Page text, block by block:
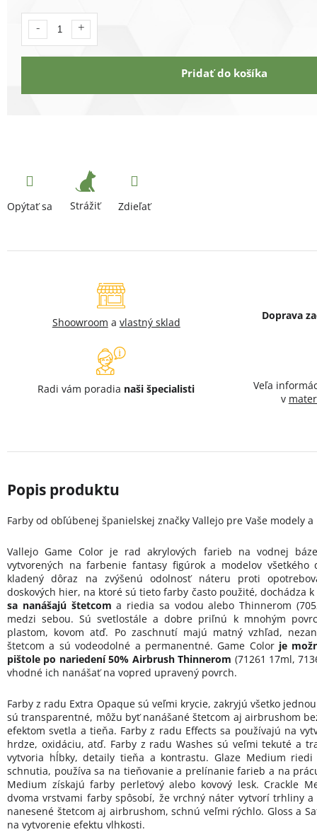
Pridať do košíka
Opýtať sa Strážiť Zdieľať
Shoowroom a vlastný sklad
Doprava
Radi vám poradia naši špecialisti
Veľa
v
Farby od obľúbenej španielskej značky Vallejo pre Vaše modely
Vallejo Game Color je rad akrylových farieb na vodnej
vytvorených na farbenie fantasy figúrok a modelov
kladený dôraz na zvýšenú odolnosť náteru proti
doskových hier, na ktoré sú tieto farby často použité, dochádza
sa nanášajú štetcom a riedia sa vodou alebo Thinnerom
medzi sebou. Sú svetlostále a dobre priľnú k mnohým
plastom, kovom atď. Po zaschnutí majú matný vzhľad,
štetcom a sú vodeodolné a permanentné. Game Color je
pištole po nariedení 50% Airbrush Thinnerom (71261 17ml,
vhodné ich nanášať na vopred upravený povrch.
Farby z radu Extra Opaque sú veľmi krycie, zakryjú všetko
sú transparentné, môžu byť nanášané štetcom aj airbrushom
efektom svetla a tieňa. Farby z radu Effects sa používajú na
hrdze, oxidáciu, atď. Farby z radu Washes sú veľmi tekuté a
vytvoria hĺbky, detaily tieňa a kontrastu. Glaze Medium
schnutia, používa sa na tieňovanie a prelínanie farieb a na
Medium získajú farby perleťový alebo kovový lesk. Crackle
dvoma vrstvami farby spôsobí, že vrchný náter vytvorí trhliny
nanesené štetcom aj airbrushom, schnú veľmi rýchlo. Gloss a
na vytvorenie efektu vlhkosti.